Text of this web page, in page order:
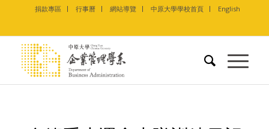
捐款專區 行事曆 網站導覽 中原大學學校首頁 English